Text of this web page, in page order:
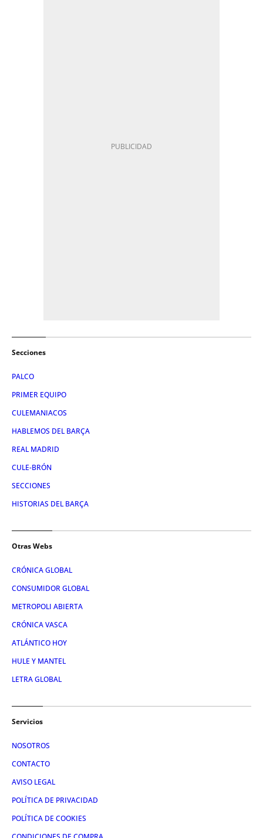
Secciones
PALCO
PRIMER EQUIPO
CULEMANIACOS
HABLEMOS DEL BARÇA
REAL MADRID
CULE-BRÓN
SECCIONES
HISTORIAS DEL BARÇA
Otras Webs
CRÓNICA GLOBAL
CONSUMIDOR GLOBAL
METROPOLI ABIERTA
CRÓNICA VASCA
ATLÁNTICO HOY
HULE Y MANTEL
LETRA GLOBAL
Servicios
NOSOTROS
CONTACTO
AVISO LEGAL
POLÍTICA DE PRIVACIDAD
POLÍTICA DE COOKIES